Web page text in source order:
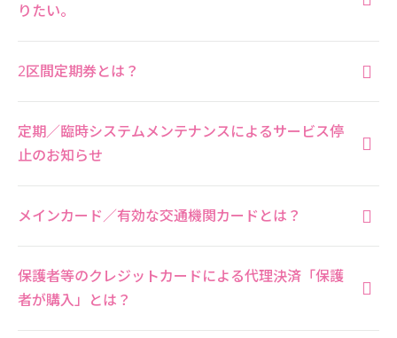
りたい。
2区間定期券とは？
定期／臨時システムメンテナンスによるサービス停
止のお知らせ
メインカード／有効な交通機関カードとは？
保護者等のクレジットカードによる代理決済「保護
者が購入」とは？